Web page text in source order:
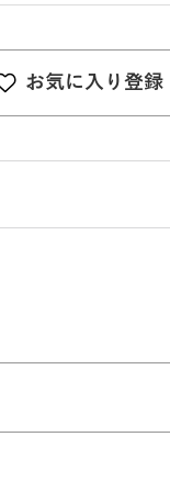
お気に入り登録